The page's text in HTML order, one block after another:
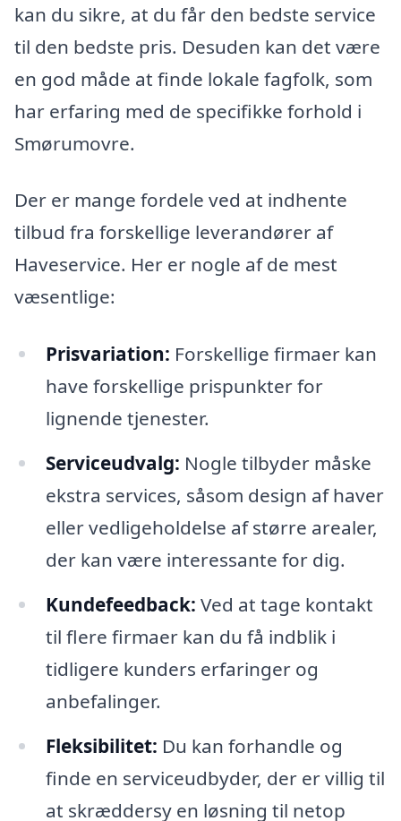
kan du sikre, at du får den bedste service
til den bedste pris. Desuden kan det være
en god måde at finde lokale fagfolk, som
har erfaring med de specifikke forhold i
Smørumovre.
Der er mange fordele ved at indhente
tilbud fra forskellige leverandører af
Haveservice. Her er nogle af de mest
væsentlige:
Prisvariation: Forskellige firmaer kan
have forskellige prispunkter for
lignende tjenester.
Serviceudvalg: Nogle tilbyder måske
ekstra services, såsom design af haver
eller vedligeholdelse af større arealer,
der kan være interessante for dig.
Kundefeedback: Ved at tage kontakt
til flere firmaer kan du få indblik i
tidligere kunders erfaringer og
anbefalinger.
Fleksibilitet: Du kan forhandle og
finde en serviceudbyder, der er villig til
at skræddersy en løsning til netop